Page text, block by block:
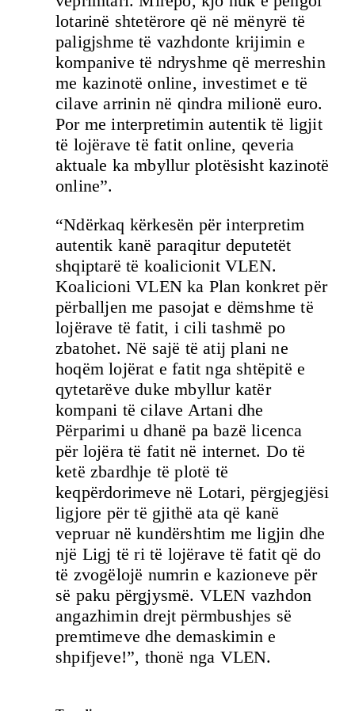
lotarinë shtetërore që në mënyrë të
paligjshme të vazhdonte krijimin e
kompanive të ndryshme që merreshin
me kazinotë online, investimet e të
cilave arrinin në qindra milionë euro.
Por me interpretimin autentik të ligjit
të lojërave të fatit online, qeveria
aktuale ka mbyllur plotësisht kazinotë
online”.
“Ndërkaq kërkesën për interpretim
autentik kanë paraqitur deputetët
shqiptarë të koalicionit VLEN.
Koalicioni VLEN ka Plan konkret për
përballjen me pasojat e dëmshme të
lojërave të fatit, i cili tashmë po
zbatohet. Në sajë të atij plani ne
hoqëm lojërat e fatit nga shtëpitë e
qytetarëve duke mbyllur katër
kompani të cilave Artani dhe
Përparimi u dhanë pa bazë licenca
për lojëra të fatit në internet. Do të
ketë zbardhje të plotë të
keqpërdorimeve në Lotari, përgjegjësi
ligjore për të gjithë ata që kanë
vepruar në kundërshtim me ligjin dhe
një Ligj të ri të lojërave të fatit që do
të zvogëlojë numrin e kazioneve për
së paku përgjysmë. VLEN vazhdon
angazhimin drejt përmbushjes së
premtimeve dhe demaskimin e
shpifjeve!”, thonë nga VLEN.